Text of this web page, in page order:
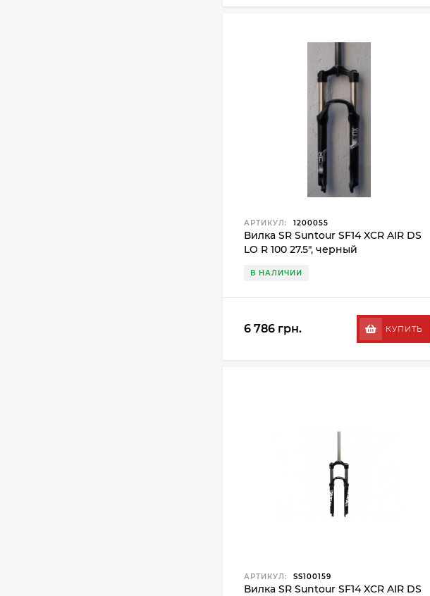
АРТИКУЛ: 1200055
Вилка SR Suntour SF14 XCR AIR DS
LO R 100 27.5", черный
В НАЛИЧИИ
6 786 грн. КУПИТЬ
АРТИКУЛ: SS100159
Вилка SR Suntour SF14 XCR AIR DS